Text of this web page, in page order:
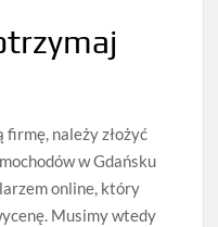
należy złożyć
w Gdańsku
online, który
Musimy wtedy